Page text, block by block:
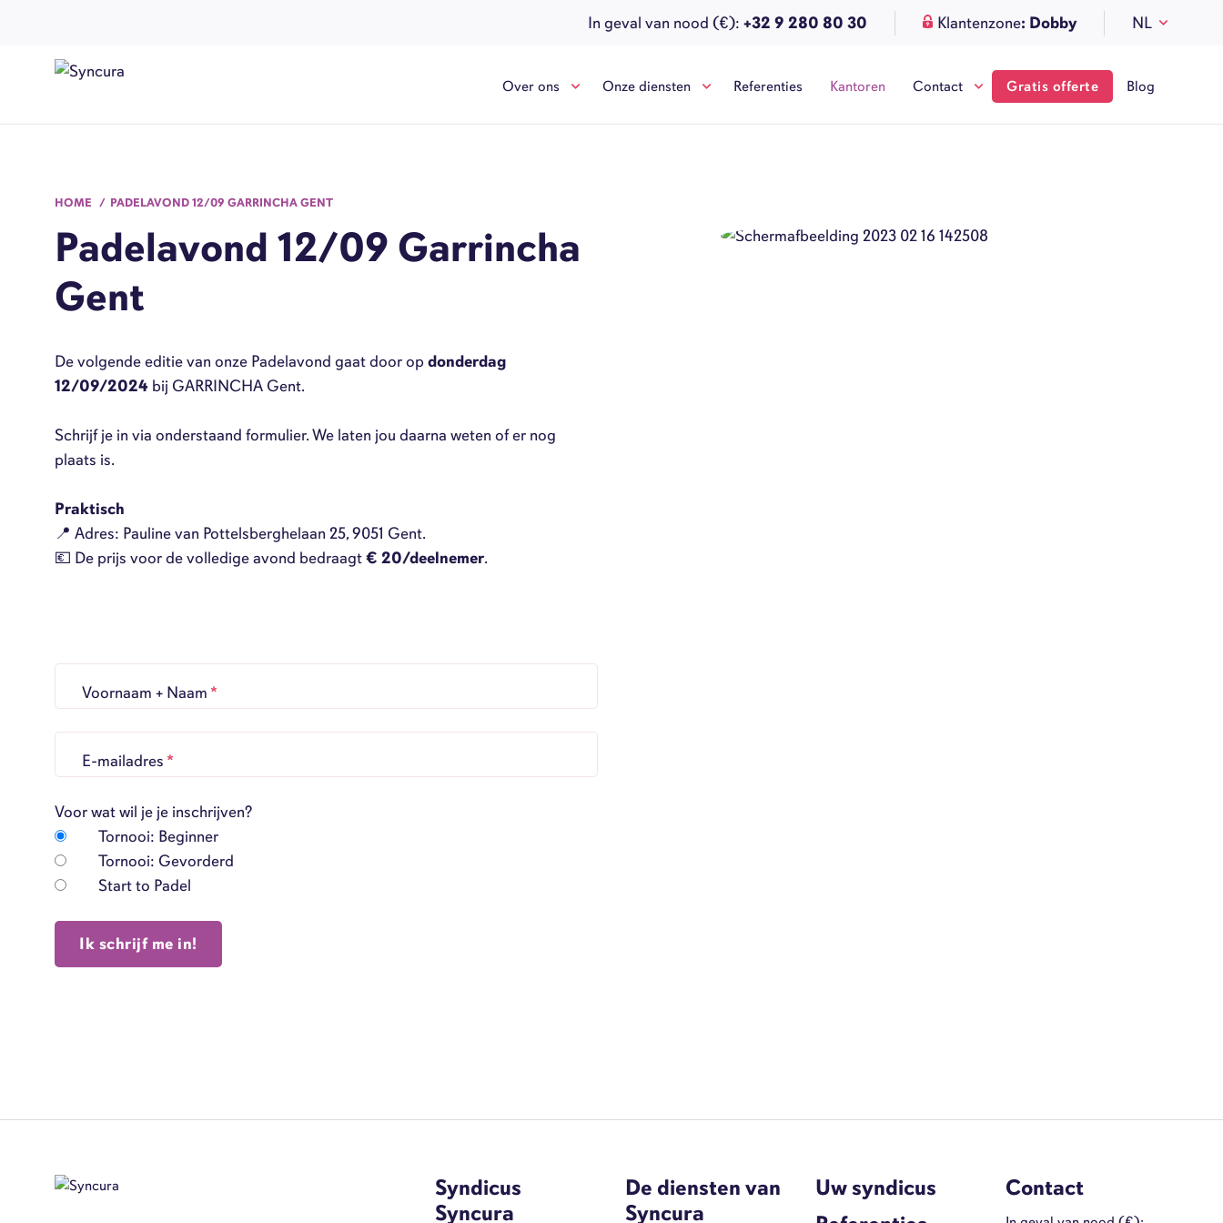
Over ons Onze diensten Referenties Kantoren Contact Gratis offerte Blog
In geval van nood (€): +32 9 280 80 30 Klantenzone: Dobby NL
HOME PADELAVOND 12/09 GARRINCHA GENT
Padelavond 12/09 Garrincha
Gent
De volgende editie van onze Padelavond gaat door op donderdag
12/09/2024 bij GARRINCHA Gent.
Schrijf je in via onderstaand formulier. We laten jou daarna weten of er nog
plaats is.
Praktisch
📍 Adres: Pauline van Pottelsberghelaan 25, 9051 Gent.
💶 De prijs voor de volledige avond bedraagt€ 20/deelnemer.
Voornaam + Naam *
E-mailadres *
Voor wat wil je je inschrijven?
Tornooi: Beginner
Tornooi: Gevorderd
Start to Padel
Ik schrijf me in!
Syndicus
Syncura
De diensten van
Syncura
Uw syndicus
Contact